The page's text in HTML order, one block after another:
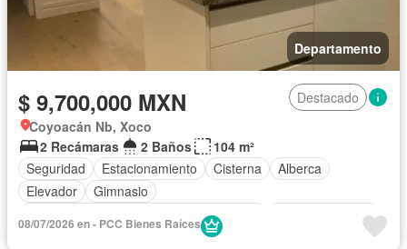
Departamento
$ 9,700,000 MXN
Destacado
Coyoacán Nb, Xoco
2 Recámaras
2 Baños
104 m²
Seguridad
Estacionamiento Cisterna
Alberca
Elevador
Gimnasio
Acceso para personas con discapacidad
Cocina equipada
Sala polivalente
Bodega
08/07/2026 en - PCC Bienes Raíces